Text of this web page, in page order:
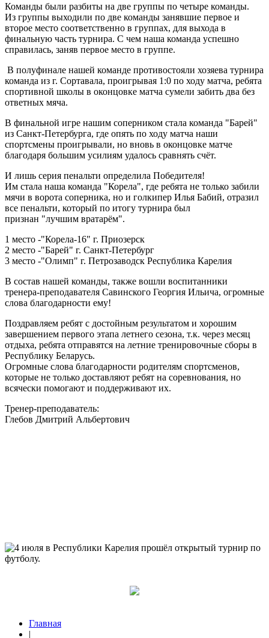
Команды были разбиты на две группы по четыре команды.
Из группы выходили по две команды занявшие первое и
второе место соответственно в группах, для выхода в
финальную часть турнира. С чем наша команда успешно
справилась, заняв первое место в группе.
В полуфинале нашей команде противостояли хозяева турнира
команда из г. Сортавала, проигрывая 1:0 по ходу матча, ребята
спортивной школы в оконцовке матча сумели забить два без
ответных мяча.
В финальной игре нашим соперником стала команда "Барей"
из Санкт-Петербурга, где опять по ходу матча наши
спортсмены проигрывали, но вновь в оконцовке матче
благодаря большим усилиям удалось сравнять счёт.
И лишь серия пенальти определила Победителя!
Им стала наша команда "Корела", где ребята не только забили
мячи в ворота соперника, но и голкипер Илья Бабий, отразил
все пенальти, который по итогу турнира был
признан "лучшим вратарём".
1 место -"Корела-16" г. Приозерск
2 место -"Барей" г. Санкт-Петербург
3 место -"Олимп" г. Петрозаводск Республика Карелия
В состав нашей команды, также вошли воспитанники
тренера-преподавателя Савинского Георгия Ильича, огромные
слова благодарности ему!
Поздравляем ребят с достойным результатом и хорошим
завершением первого этапа летнего сезона, т.к. через месяц
отдыха, ребята отправятся на летние тренировочные сборы в
Республику Беларусь.
Огромные слова благодарности родителям спортсменов,
которые не только доставляют ребят на соревнования, но
всячески помогают и поддерживают их.
Тренер-преподаватель:
Глебов Дмитрий Альбертович
Главная
|